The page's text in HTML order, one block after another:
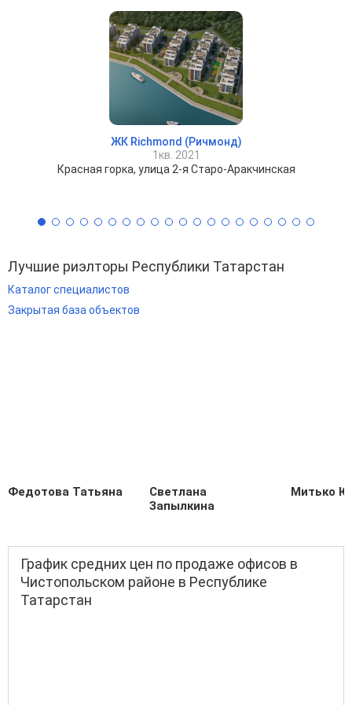
ЖК Richmond (Ричмонд)
1кв. 2021
Красная горка, улица 2-я Старо-Аракчинская
Лучшие риэлторы Республики Татарстан
Каталог специалистов
Закрытая база объектов
Федотова Татьяна
Светлана
Запылкина
Митько
График средних цен по продаже офисов в
Чистопольском районе в Республике
Татарстан